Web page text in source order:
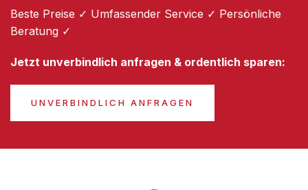
Beste Preise ✓ Umfassender Service ✓ Persönliche
Beratung ✓
Jetzt unverbindlich anfragen & ordentlich sparen:
UNVERBINDLICH ANFRAGEN